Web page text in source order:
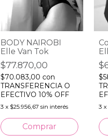
BODY NAIROBI
Elle Van Tok
$77.870,00
$70.083,00 con
TRANSFERENCIA O
EFECTIVO 10% OFF
3 x $25.956,67 sin interés
Comprar
3 x